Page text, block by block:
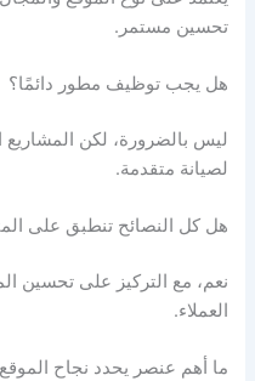
تحسين مستمر.
هل يجب توظيف مطور دائمًا؟
ليس بالضرورة، لكن المشاريع
لصيانة متقدمة.
هل كل النصائح تنطبق على
نعم، مع التركيز على تحسين
العملاء.
ما أهم عنصر يحدد نجاح